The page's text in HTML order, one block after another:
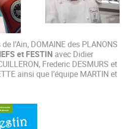
l’Ain, DOMAINE des PLANONS
et FESTIN avec Didier
Frederic DESMURS et
ainsi que l’équipe MARTIN et